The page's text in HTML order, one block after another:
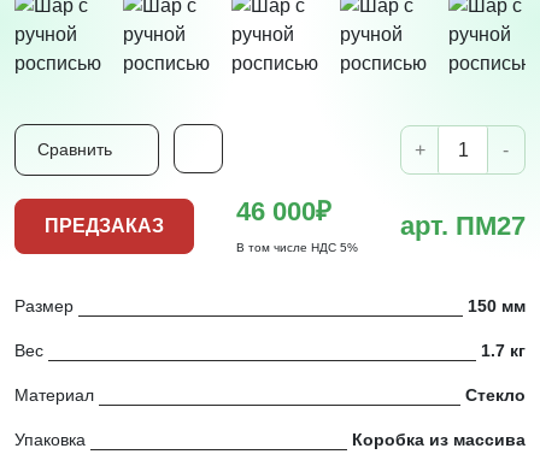
Сравнить + -
ПРЕДЗАКАЗ 46 000₽
В том числе НДС 5%
арт. ПМ27
Размер 150 мм
Вес 1.7 кг
Материал Стекло
Упаковка Коробка из массива